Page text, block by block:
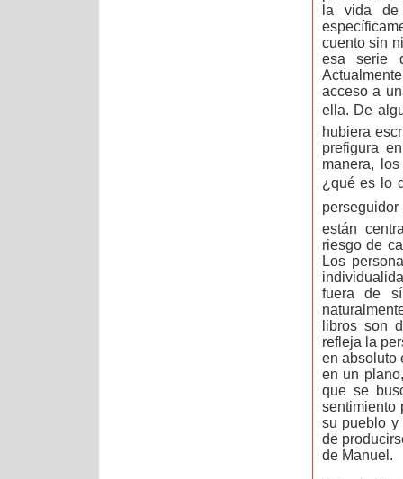
la vida
cuento sin
esa serie
acceso a
ella. De
hubiera
prefigura
manera,
¿qué es lo
están
riesgo de
Los
fuera de
libros son
refleja la
en absoluto
en un
que se
sentimiento
su pueblo y
de
de Manuel.